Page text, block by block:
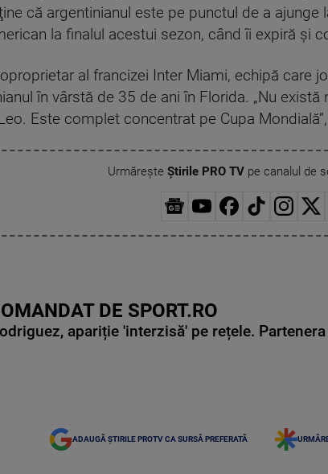
că argentinianul este pe punctul de a
la finalul acestui sezon, când îi expiră şi
al francizei Inter Miami, echipă care
în vârstă de 35 de ani în Florida. „Nu
Este complet concentrat pe Cupa
Urmărește Știrile PRO TVpe canalul de
DE SPORT.RO
apariție 'interzisă' pe rețele.
ADAUGĂ ȘTIRILE PROTV CA SURSĂ PREFERATĂ